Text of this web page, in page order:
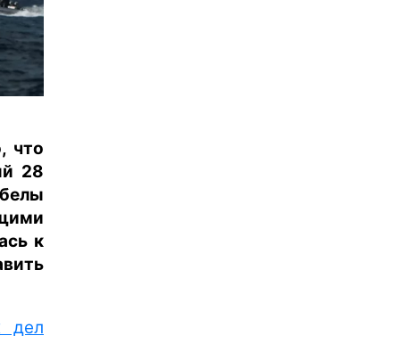
что
28
к
дел